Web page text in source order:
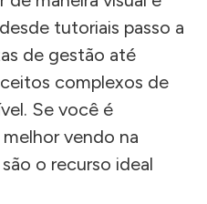
tutoriais passo a
de gestão até
complexos de
Se você é
vendo na
o recurso ideal